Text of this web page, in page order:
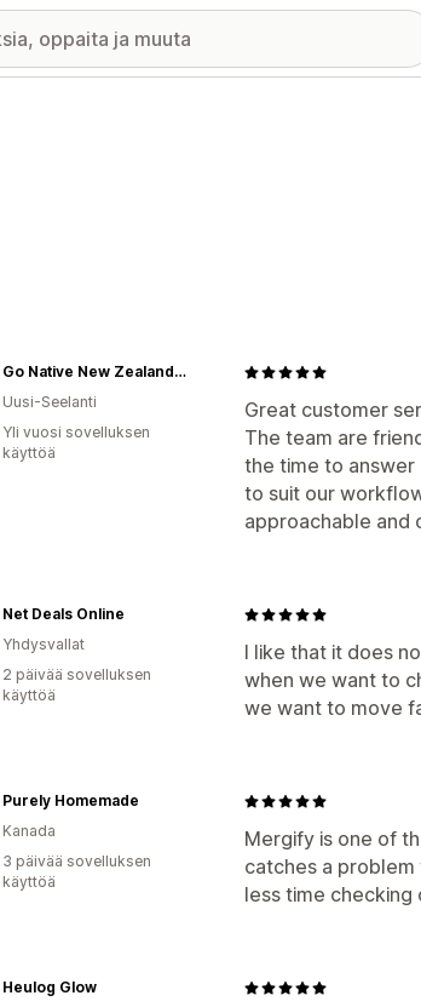
Great customer
The team are
the time to answer
to suit our
approachable and
Go Native New Zealand Ltd
Uusi-Seelanti
Yli vuosi sovelluksen
käyttöä
I like that it does
when we want to
we want to move
Net Deals Online
Yhdysvallat
2 päivää sovelluksen
käyttöä
Mergify is one of
catches a problem
less time checking
Purely Homemade
Kanada
3 päivää sovelluksen
käyttöä
Heulog Glow